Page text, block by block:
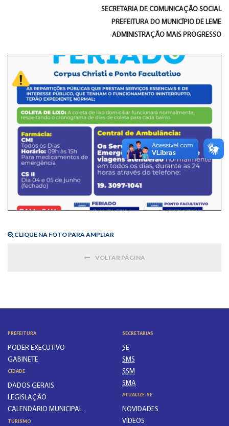
SECRETARIA DE COMUNICAÇÃO SOCIAL
PREFEITURA DO MUNICÍPIO DE LEME
ADMINISTRAÇÃO MAIS PROGRESSO
CLIQUE NA FOTO PARA AMPLIAR
VOLTAR PÁGINA
PREFEITURA
PODER EXECUTIVO
GABINETE
CIDADE
DADOS GERAIS
LEGISLAÇÃO
CALENDÁRIO MUNICIPAL
TURISMO
SECRETARIAS
SE
SMS
SSM
SMA
ATUALIZE-SE
NOVIDADES
VÍDEOS